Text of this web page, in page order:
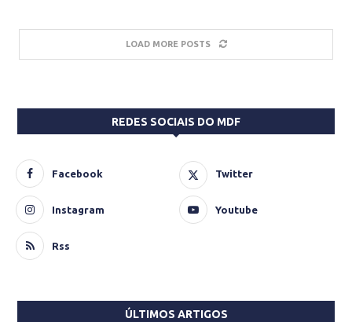
LOAD MORE POSTS
REDES SOCIAIS DO MDF
Facebook Twitter
Instagram Youtube
Rss
ÚLTIMOS ARTIGOS